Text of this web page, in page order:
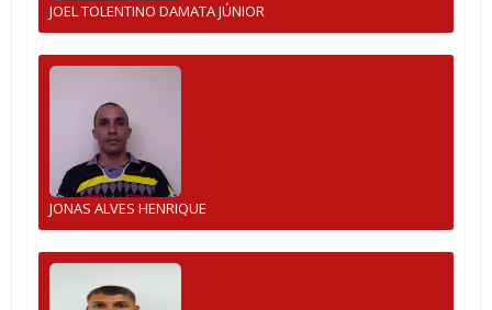
JOEL TOLENTINO DAMATA JÚNIOR
JONAS ALVES HENRIQUE